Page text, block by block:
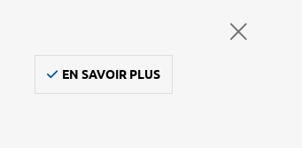
EN SAVOIR PLUS